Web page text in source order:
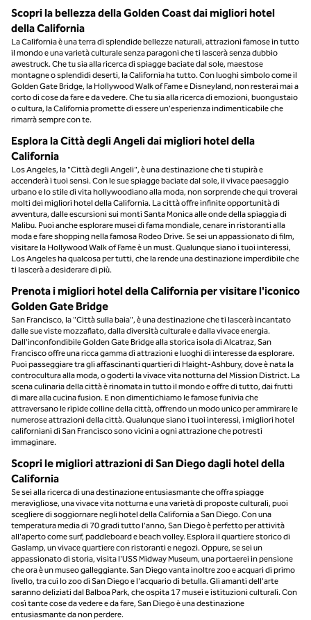
Scopri la bellezza della Golden Coast dai migliori hotel
della California
La California è una terra di splendide bellezze naturali, attrazioni famose in tutto
il mondo e una varietà culturale senza paragoni che ti lascerà senza dubbio
awestruck. Che tu sia alla ricerca di spiagge baciate dal sole, maestose
montagne o splendidi deserti, la California ha tutto. Con luoghi simbolo come il
Golden Gate Bridge, la Hollywood Walk of Fame e Disneyland, non resterai mai a
corto di cose da fare e da vedere. Che tu sia alla ricerca di emozioni, buongustaio
o cultura, la California promette di essere un'esperienza indimenticabile che
rimarrà sempre con te.
Esplora la Città degli Angeli dai migliori hotel della
California
Los Angeles, la "Città degli Angeli", è una destinazione che ti stupirà e
accenderà i tuoi sensi. Con le sue spiagge baciate dal sole, il vivace paesaggio
urbano e lo stile di vita hollywoodiano alla moda, non sorprende che qui troverai
molti dei migliori hotel della California. La città offre infinite opportunità di
avventura, dalle escursioni sui monti Santa Monica alle onde della spiaggia di
Malibu. Puoi anche esplorare musei di fama mondiale, cenare in ristoranti alla
moda e fare shopping nella famosa Rodeo Drive. Se sei un appassionato di film,
visitare la Hollywood Walk of Fame è un must. Qualunque siano i tuoi interessi,
Los Angeles ha qualcosa per tutti, che la rende una destinazione imperdibile che
ti lascerà a desiderare di più.
Prenota i migliori hotel della California per visitare l'iconico
Golden Gate Bridge
San Francisco, la "Città sulla baia", è una destinazione che ti lascerà incantato
dalle sue viste mozzafiato, dalla diversità culturale e dalla vivace energia.
Dall'inconfondibile Golden Gate Bridge alla storica isola di Alcatraz, San
Francisco offre una ricca gamma di attrazioni e luoghi di interesse da esplorare.
Puoi passeggiare tra gli affascinanti quartieri di Haight-Ashbury, dove è nata la
controcultura alla moda, o goderti la vivace vita notturna del Mission District. La
scena culinaria della città è rinomata in tutto il mondo e offre di tutto, dai frutti
di mare alla cucina fusion. E non dimentichiamo le famose funivia che
attraversano le ripide colline della città, offrendo un modo unico per ammirare le
numerose attrazioni della città. Qualunque siano i tuoi interessi, i migliori hotel
californiani di San Francisco sono vicini a ogni attrazione che potresti
immaginare.
Scopri le migliori attrazioni di San Diego dagli hotel della
California
Se sei alla ricerca di una destinazione entusiasmante che offra spiagge
meravigliose, una vivace vita notturna e una varietà di proposte culturali, puoi
scegliere di soggiornare negli hotel della California a San Diego. Con una
temperatura media di 70 gradi tutto l'anno, San Diego è perfetto per attività
all'aperto come surf, paddleboard e beach volley. Esplora il quartiere storico di
Gaslamp, un vivace quartiere con ristoranti e negozi. Oppure, se sei un
appassionato di storia, visita l'USS Midway Museum, una portaerei in pensione
che ora è un museo galleggiante. San Diego vanta inoltre zoo e acquari di primo
livello, tra cui lo zoo di San Diego e l'acquario di betulla. Gli amanti dell'arte
saranno deliziati dal Balboa Park, che ospita 17 musei e istituzioni culturali. Con
così tante cose da vedere e da fare, San Diego è una destinazione
entusiasmante da non perdere.